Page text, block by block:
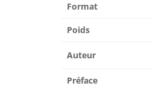
Format
Poids
Auteur
Préface